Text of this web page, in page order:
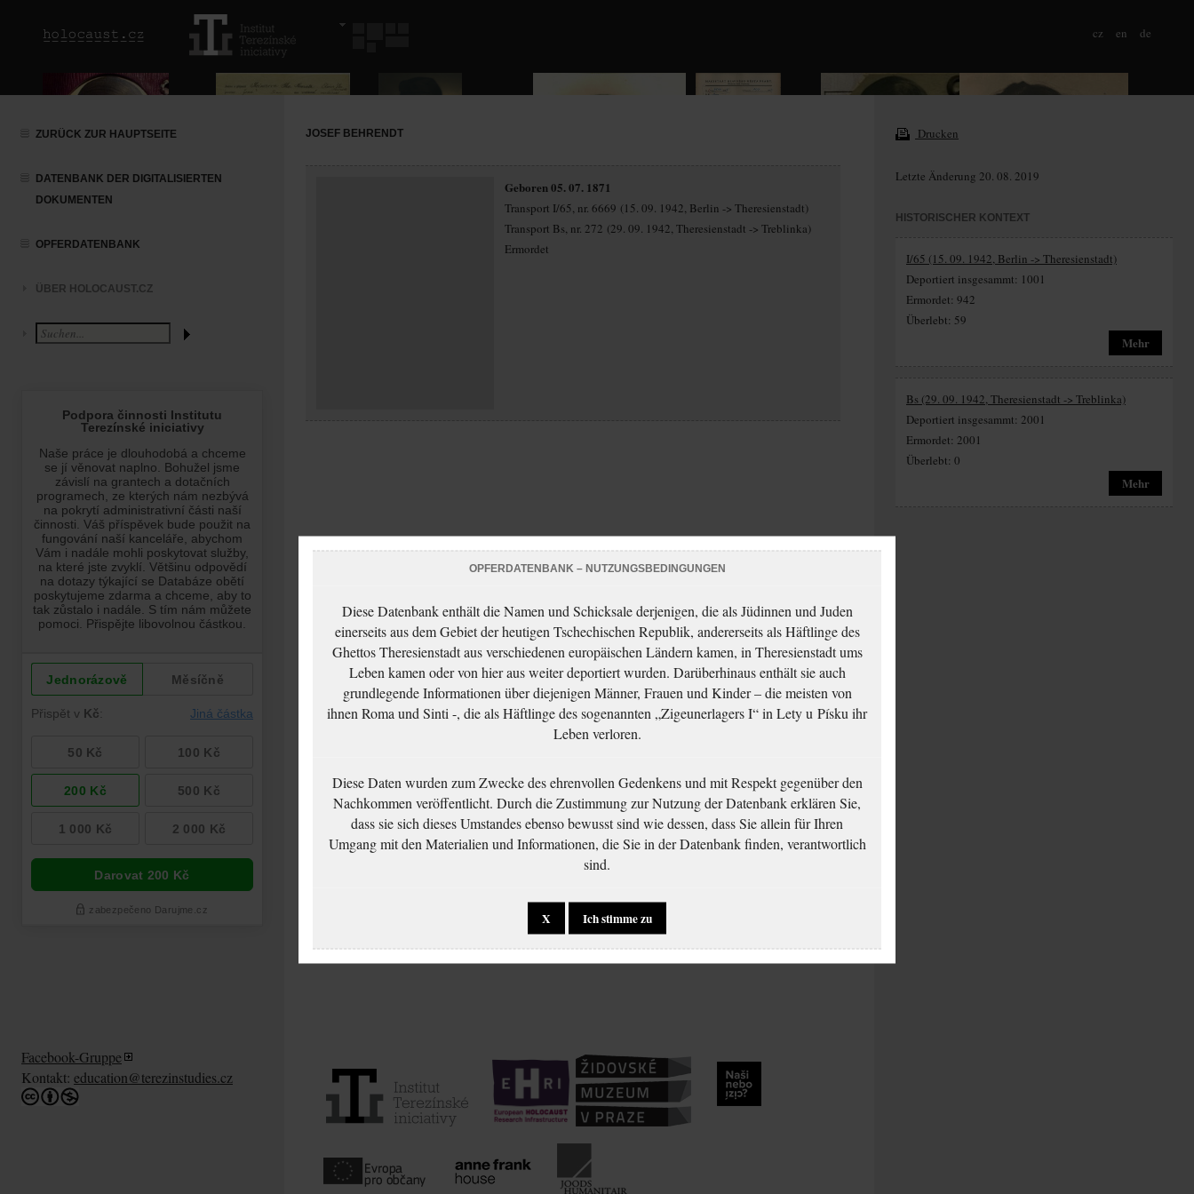
cz en de
ZURÜCK ZUR HAUPTSEITE
DATENBANK DER DIGITALISIERTEN
DOKUMENTEN
OPFERDATENBANK
ÜBER HOLOCAUST.CZ
JOSEF BEHRENDT
Geboren 05. 07. 1871
Transport I/65, nr. 6669 (15. 09. 1942, Berlin -> Theresienstadt)
Transport Bs, nr. 272 (29. 09. 1942, Theresienstadt -> Treblinka)
Ermordet
Drucken
Letzte Änderung 20. 08. 2019
HISTORISCHER KONTEXT
I/65 (15. 09. 1942, Berlin -> Theresienstadt)
Deportiert insgesammt: 1001
Ermordet: 942
Überlebt: 59
Mehr
Bs (29. 09. 1942, Theresienstadt -> Treblinka)
Deportiert insgesammt: 2001
Ermordet: 2001
Überlebt: 0
Mehr
Facebook-Gruppe
Kontakt: education@terezinstudies.cz
OPFERDATENBANK – NUTZUNGSBEDINGUNGEN
Diese Datenbank enthält die Namen und Schicksale derjenigen, die als Jüdinnen und Juden
einerseits aus dem Gebiet der heutigen Tschechischen Republik, andererseits als Häftlinge des
Ghettos Theresienstadt aus verschiedenen europäischen Ländern kamen, in Theresienstadt ums
Leben kamen oder von hier aus weiter deportiert wurden. Darüberhinaus enthält sie auch
grundlegende Informationen über diejenigen Männer, Frauen und Kinder – die meisten von
ihnen Roma und Sinti -, die als Häftlinge des sogenannten „Zigeunerlagers I“ in Lety u Písku ihr
Leben verloren.
Diese Daten wurden zum Zwecke des ehrenvollen Gedenkens und mit Respekt gegenüber den
Nachkommen veröffentlicht. Durch die Zustimmung zur Nutzung der Datenbank erklären Sie,
dass sie sich dieses Umstandes ebenso bewusst sind wie dessen, dass Sie allein für Ihren
Umgang mit den Materialien und Informationen, die Sie in der Datenbank finden, verantwortlich
sind.
X Ich stimme zu